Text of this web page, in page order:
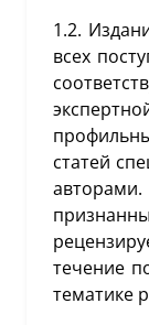
1.2.
всех
статей
течение
тематике